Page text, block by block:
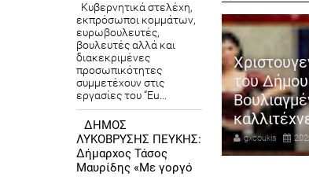
στους επαγγελματίες για
μια φορά ο Αντιδήμαρχος
και εμπορίου
Καψοκόλης
2023-08-17
του
gxcoukis
Κυβερνητικά στελέχη,
εκπρόσωποι κομμάτων,
ευρωβουλευτές,
βουλευτές αλλά και
διακεκριμένες
προσωπικότητες
συμμετέχουν στις
εργασίες του “Eu...
ΔΗΜΟΣ
ΛΥΚΟΒΡΥΣΗΣ ΠΕΥΚΗΣ:
Δήμαρχος Τάσος
Μαυρίδης «Με γοργό